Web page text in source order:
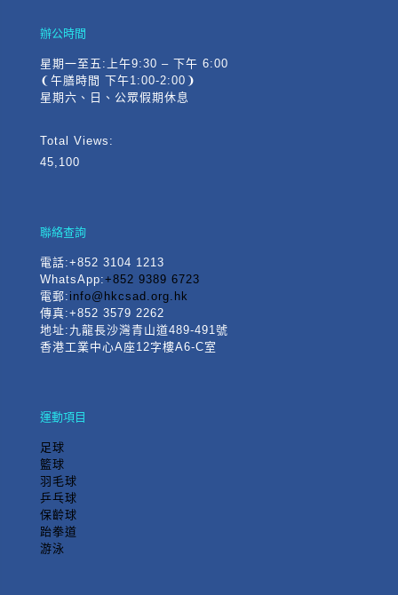
辦公時間
星期一至五:上午9:30 – 下午 6:00
❨午膳時間 下午1:00-2:00❩
星期六、日、公眾假期休息
Total Views:
45,100
聯絡查詢
電話:+852 3104 1213
WhatsApp:+852 9389 6723
電郵: info@hkcsad.org.hk
傳真:+852 3579 2262
地址:九龍長沙灣青山道489-491號
香港工業中心A座12字樓A6-C室
運動項目
足球
籃球
羽毛球
乒乓球
保齡球
跆拳道
游泳